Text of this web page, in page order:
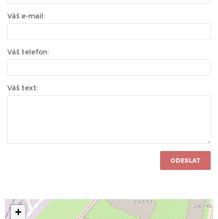
Váš e-mail:
Váš telefon:
Váš text:
ODESLAT
+